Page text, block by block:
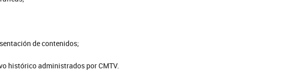
de contenidos;
histórico administrados por CMTV.